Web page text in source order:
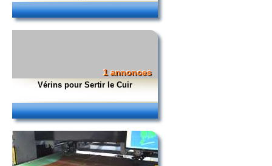
1 annonces
Vérins pour Sertir le Cuir